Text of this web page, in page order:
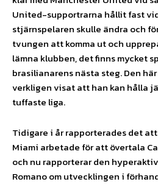
United-supportrarna hållit fast
stjärnspelaren skulle ändra och
tvungen att komma ut och
lämna klubben, det finns mycket
brasilianarens nästa steg. Den
verkligen visat att han kan hålla
tuffaste liga.
Tidigare i år rapporterades det
Miami arbetade för att övertala
och nu rapporterar den
Romano om utvecklingen i